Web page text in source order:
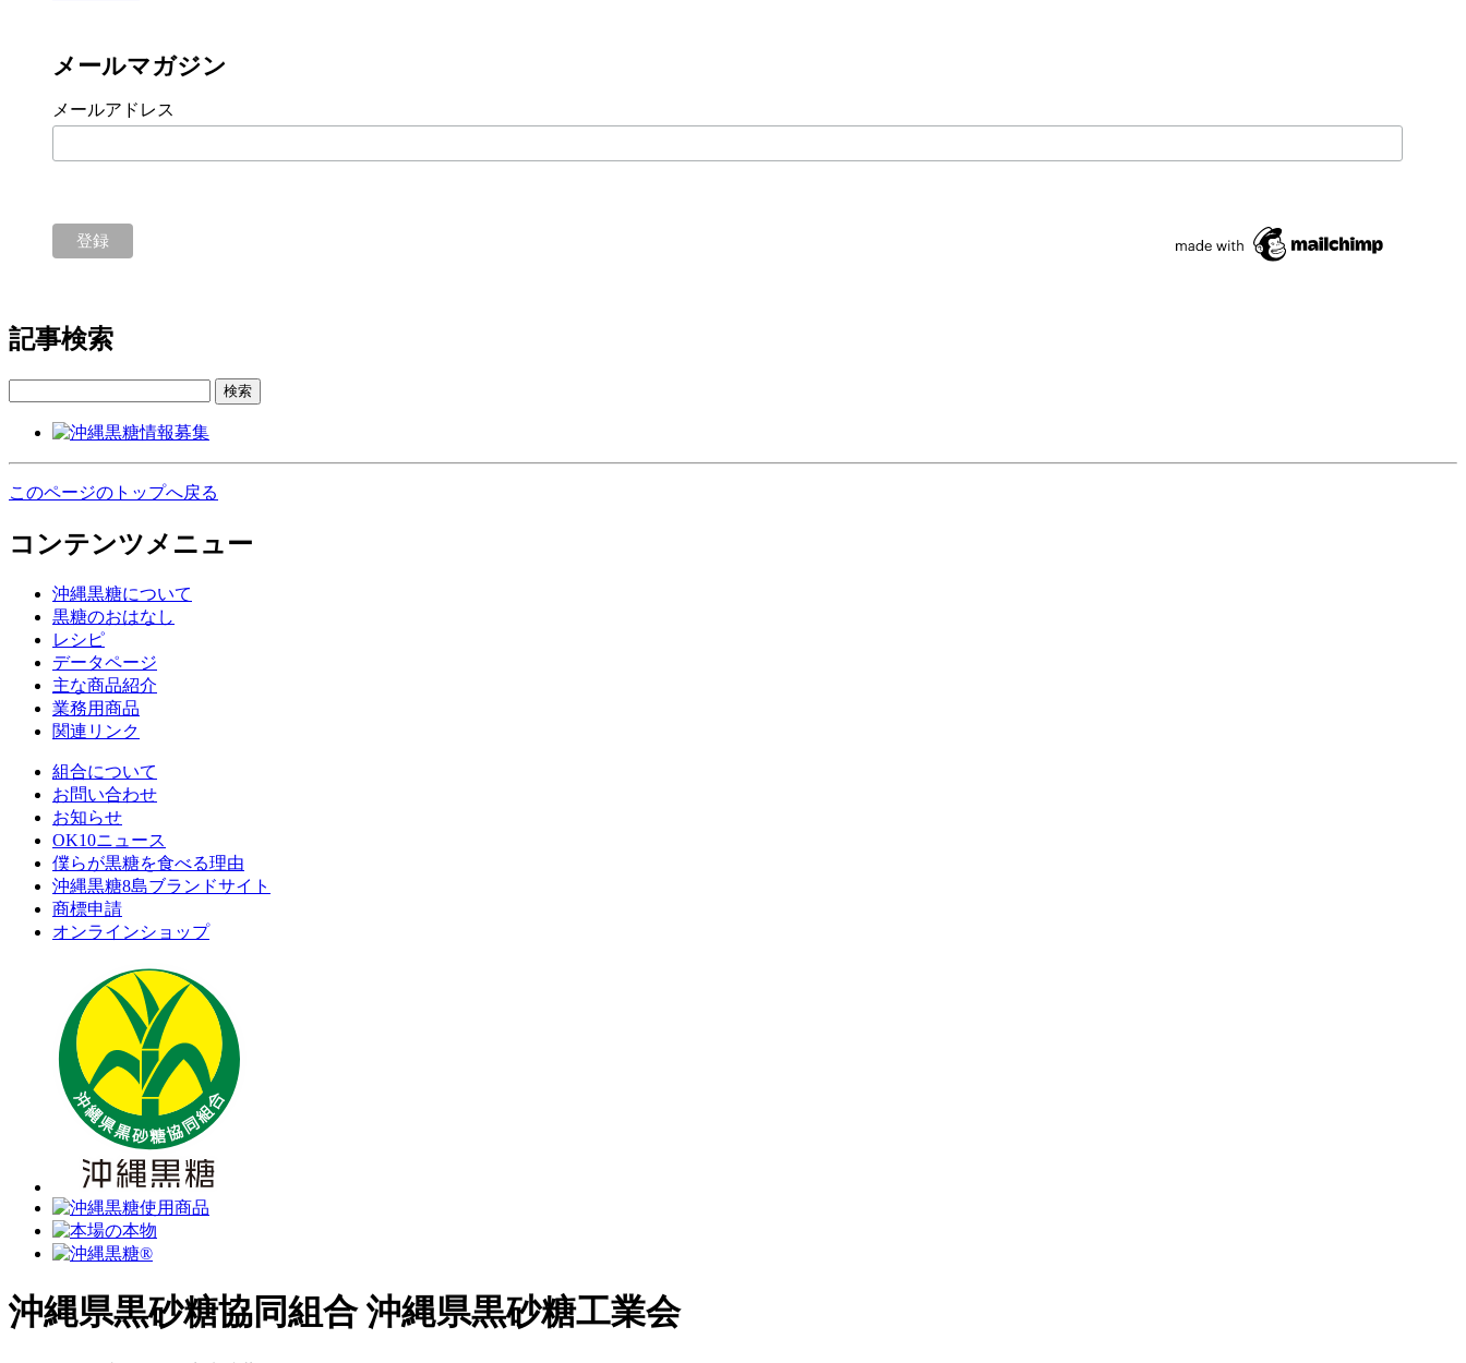
メールマガジン
メールアドレス
記事検索
検索
このページのトップへ戻る
コンテンツメニュー
沖縄黒糖について
黒糖のおはなし
レシピ
データページ
主な商品紹介
業務用商品
関連リンク
組合について
お問い合わせ
お知らせ
OK10ニュース
僕らが黒糖を食べる理由
沖縄黒糖8島ブランドサイト
商標申請
オンラインショップ
沖縄県黒砂糖協同組合 沖縄県黒砂糖工業会